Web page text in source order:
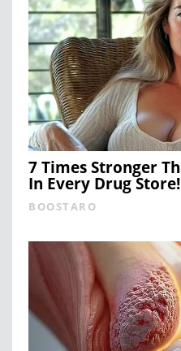
7 Times Stronger
In Every Drug
BOOSTARO